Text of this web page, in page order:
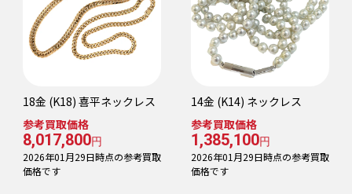
18金 (K18) 喜平ネックレス
参考買取価格
8,017,800円
2026年01月29日時点の参考買取
価格です
14金 (K14) ネックレス
参考買取価格
1,385,100円
2026年01月29日時点の参考買取
価格です